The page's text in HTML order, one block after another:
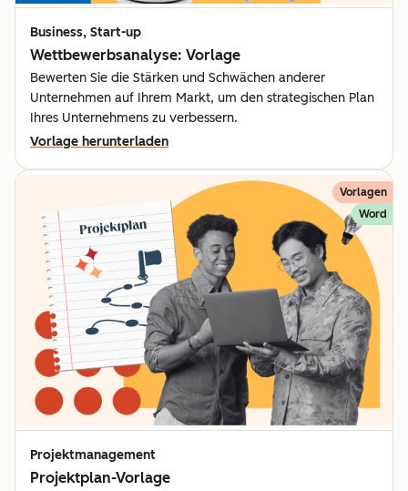
Business, Start-up
Wettbewerbsanalyse: Vorlage
Bewerten Sie die Stärken und Schwächen anderer
Unternehmen auf Ihrem Markt, um den strategischen Plan
Ihres Unternehmens zu verbessern.
Vorlage herunterladen
Vorlagen
Word
Projektmanagement
Projektplan-Vorlage